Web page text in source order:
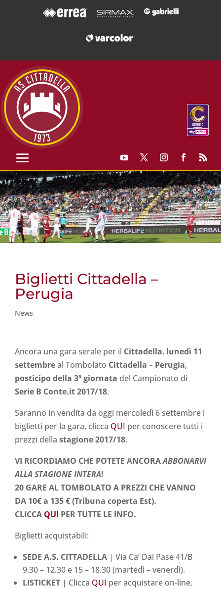
Biglietti Cittadella –
Perugia
News
Ancora una gara serale per il Cittadella, lunedì 11
settembreal Tombolato Cittadella – Perugia,
posticipo della 3ª giornata del Campionato di
Serie B Conte.it 2017/18.
Saranno in vendita da oggi mercoledì 6 settembre i
biglietti per la gara, clicca QUI per conoscere tutti i
prezzi della stagione 2017/18.
VI RICORDIAMO CHE POTETE ANCORAABBONARVI
ALLA STAGIONE INTERA!
20 GARE AL TOMBOLATO A PREZZI CHE VANNO
DA 10€ a 135 € (Tribuna coperta Est).
CLICCA QUI PER TUTTE LE INFO.
Biglietti acquistabili:
SEDE A.S. CITTADELLA | Via Ca’ Dai Pase 41/B
9.30 – 12.30 e 15 – 18.30 (martedì – venerdì).
LISTICKET | Clicca QUI per acquistare on-line.